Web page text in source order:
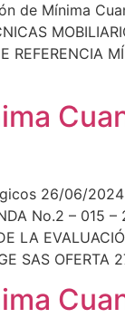
de Mínima
REFERENCIA
26/06/
No.2 –
LA
SAS